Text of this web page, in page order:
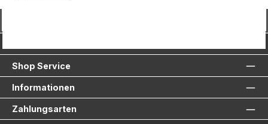
Shop Service
Informationen
Zahlungsarten